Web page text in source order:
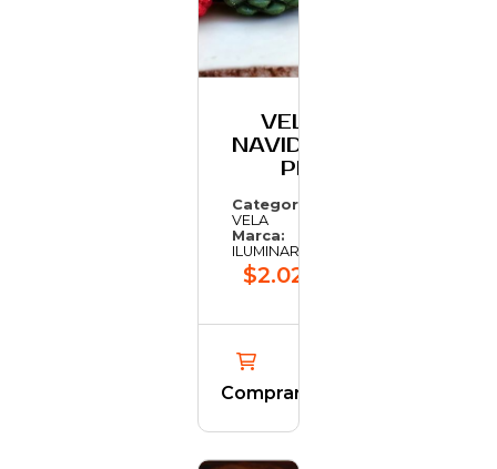
VELA
NAVIDENA
PI
Categoría:
VELA
Marca:
ILUMINARTE
$2.021,93
Comprar